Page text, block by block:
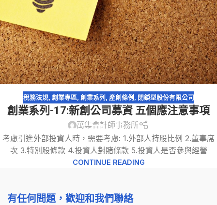
稅務法規, 創業專區 創業系列 產創條例 閉鎖型股份有限公司
創業系列-17:新創公司募資 五個應注意事項
萬集會計師事務所
考慮引進外部投資人時，需要考慮: 1.外部人持股比例 2.董事席
次 3.特別股條款 4.投資人對賭條款 5.投資人是否參與經營
CONTINUE READING
有任何問題，歡迎和我們聯絡